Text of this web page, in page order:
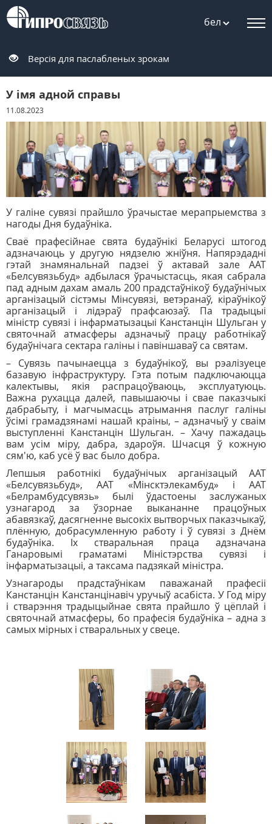
бел
Версія для паслабленых зрокам
У імя адной справы
11.08.2023
У галіне сувязі прайшло ўрачыстае мерапрыемства з
нагоды Дня будаўніка.
Сваё прафесійнае свята будаўнікі Беларусі штогод
адзначаюць у другую нядзелю жніўня. Напярэдадні
гэтай знамянальнай падзеі ў актавай зале ААТ
«Белсувязьбуд» адбылася ўрачыстасць, якая сабрала
пад адным дахам амаль 200 прадстаўнікоў будаўнічых
арганізацый сістэмы Мінсувязі, ветэранаў, кіраўнікоў
арганізацый і лідэраў прафсаюзаў. Па традыцыі
міністр сувязі і інфарматызацыі Канстанцін Шульган у
святочнай атмасферы адзначыў працу работнікаў
будаўнічага сектара галіны і павіншаваў са святам.
– Сувязь пачынаецца з будаўнікоў, вы рэалізуеце
базавую інфраструктуру. Гэта потым падключаюцца
калектывы, якія распрацоўваюць, эксплуатуюць.
Важна рухацца далей, павышаючы і свае паказчыкі
дабрабыту, і магчымасць атрымання паслуг галіны
ўсімі грамадзянамі нашай краіны, – адзначыў у сваім
выступленні Канстанцін Шульган. – Хачу пажадаць
вам усім міру, дабра, здароўя. Шчасця ў кожную
сям'ю, каб усё ў вас было добра.
Лепшыя работнікі будаўнічых арганізацый ААТ
«Белсувязьбуд», ААТ «Мінсктэлекамбуд» і ААТ
«Белрамбудсувязь» былі ўдастоены заслужаных
узнагарод за ўзорнае выкананне працоўных
абавязкаў, дасягненне высокіх вытворчых паказчыкаў,
плённую, добрасумленную работу і ў сувязі з Днём
будаўніка. Іх стваральная праца адзначана
Ганаровымі граматамі Міністэрства сувязі і
інфарматызацыі, а таксама падзякай міністра.
Узнагароды прадстаўнікам паважанай прафесіі
Канстанцін Канстанцінавіч уручыў асабіста. У Год міру
і стварэння традыцыйнае свята прайшло ў цёплай і
святочнай атмасферы, бо прафесія будаўніка – адна з
самых мірных і стваральных у свеце.